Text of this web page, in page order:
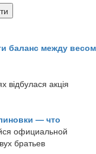
баланс между весом
відбулася акція
— что
официальной
братьев